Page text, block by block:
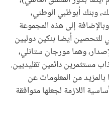
وبنك أبوظبي الوطني،
إلى هذه المجموعة
للتحصين أيضا بنكين دوليين
وهما مورجان ستانلي،
مستثمرين دائمين تقليديين.
من المعلومات عن
اللازمة لجعلها متوافقة